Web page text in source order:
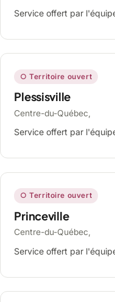
Service offert par
○ Territoire ouvert
Plessisville
Centre-du-Québec,
Service offert par
○ Territoire ouvert
Princeville
Centre-du-Québec,
Service offert par